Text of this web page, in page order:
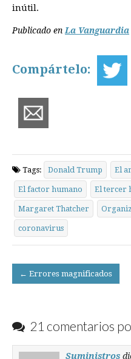
inútil.
Publicado en La Vanguardia
Compártelo:
Tags: Donald Trump El
El factor humano El tercer
Margaret Thatcher
coronavirus
Post
navigation
← Errores magnificados
21 comentarios
Suministros